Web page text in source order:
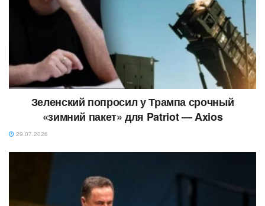
Зеленский попросил у Трампа срочный
«зимний пакет» для Patriot — Axios
29.07.2026